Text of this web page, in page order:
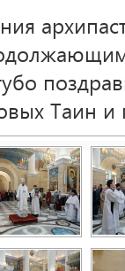
Таин и